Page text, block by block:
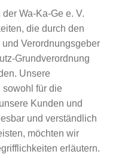
Wa-Ka-Ge e. V.
die durch den
Verordnungsgeber
Grundverordnung
Unsere
sowohl für die
Kunden und
und verständlich
möchten wir
erläutern.